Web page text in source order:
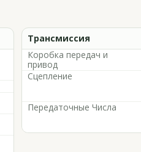
Трансмиссия
Коробка передач и
привод
Сцепление
Передаточные Числа